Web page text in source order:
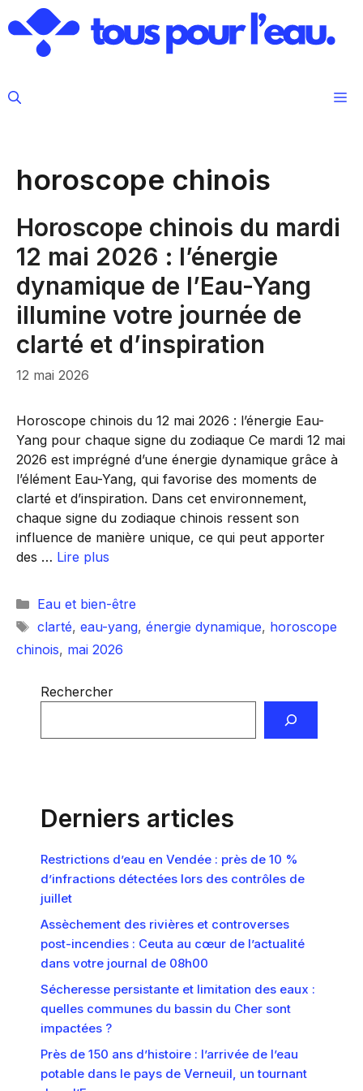
au
contenu
horoscope chinois
Horoscope chinois du mardi
12 mai 2026 : l’énergie
dynamique de l’Eau-Yang
illumine votre journée de
clarté et d’inspiration
12 mai 2026
Horoscope chinois du 12 mai 2026 : l’énergie Eau-
Yang pour chaque signe du zodiaque Ce mardi 12 mai
2026 est imprégné d’une énergie dynamique grâce à
l’élément Eau-Yang, qui favorise des moments de
clarté et d’inspiration. Dans cet environnement,
chaque signe du zodiaque chinois ressent son
influence de manière unique, ce qui peut apporter
des … Lire plus
Catégories
Eau et bien-être
Étiquettes
clarté, eau-yang, énergie dynamique, horoscope
chinois, mai 2026
Rechercher
Derniers articles
Restrictions d’eau en Vendée : près de 10 %
d’infractions détectées lors des contrôles de
juillet
Assèchement des rivières et controverses
post-incendies : Ceuta au cœur de l’actualité
dans votre journal de 08h00
Sécheresse persistante et limitation des eaux :
quelles communes du bassin du Cher sont
impactées ?
Près de 150 ans d’histoire : l’arrivée de l’eau
potable dans le pays de Verneuil, un tournant